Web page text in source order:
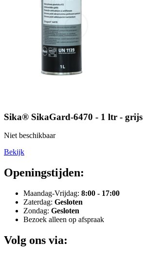
Sika® SikaGard-6470 - 1 ltr - grijs
Niet beschikbaar
Bekijk
Openingstijden:
Maandag-Vrijdag: 8:00 - 17:00
Zaterdag: Gesloten
Zondag: Gesloten
Bezoek alleen op afspraak
Volg ons via: